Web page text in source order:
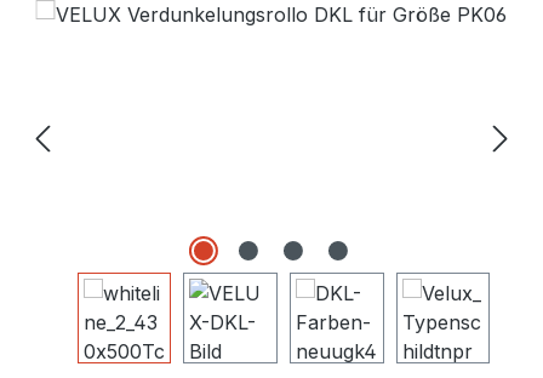
Bildergalerie überspringen